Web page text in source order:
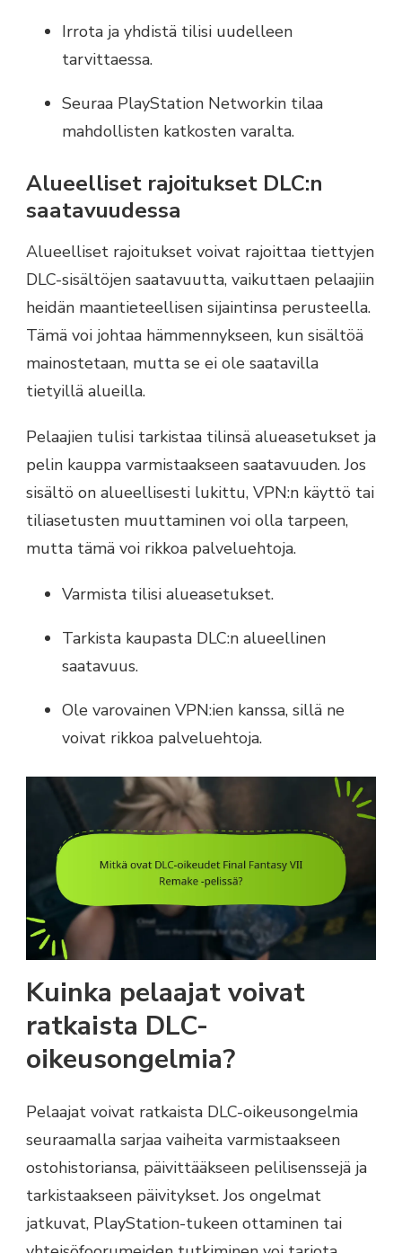
Irrota ja yhdistä tilisi uudelleen
tarvittaessa.
Seuraa PlayStation Networkin tilaa
mahdollisten katkosten varalta.
Alueelliset rajoitukset DLC:n
saatavuudessa
Alueelliset rajoitukset voivat rajoittaa tiettyjen
DLC-sisältöjen saatavuutta, vaikuttaen pelaajiin
heidän maantieteellisen sijaintinsa perusteella.
Tämä voi johtaa hämmennykseen, kun sisältöä
mainostetaan, mutta se ei ole saatavilla
tietyillä alueilla.
Pelaajien tulisi tarkistaa tilinsä alueasetukset ja
pelin kauppa varmistaakseen saatavuuden. Jos
sisältö on alueellisesti lukittu, VPN:n käyttö tai
tiliasetusten muuttaminen voi olla tarpeen,
mutta tämä voi rikkoa palveluehtoja.
Varmista tilisi alueasetukset.
Tarkista kaupasta DLC:n alueellinen
saatavuus.
Ole varovainen VPN:ien kanssa, sillä ne
voivat rikkoa palveluehtoja.
Kuinka pelaajat voivat
ratkaista DLC-
oikeusongelmia?
Pelaajat voivat ratkaista DLC-oikeusongelmia
seuraamalla sarjaa vaiheita varmistaakseen
ostohistoriansa, päivittääkseen pelilisenssejä ja
tarkistaakseen päivitykset. Jos ongelmat
jatkuvat, PlayStation-tukeen ottaminen tai